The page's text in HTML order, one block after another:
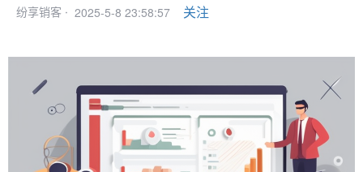
纷享销客 · 2025-5-8 23:58:57 关注